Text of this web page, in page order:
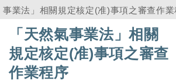
事業法」相關規定核定(准)事項之審查作業
:::
「天然氣事業法」相關
規定核定(准)事項之審查
作業程序